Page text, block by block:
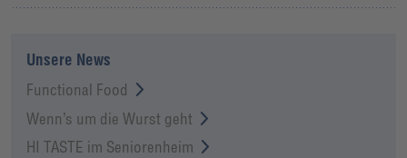
Unsere News
Functional Food
Wenn’s um die Wurst geht
HI TASTE im Seniorenheim